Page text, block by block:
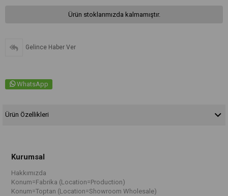
Ürün stoklarımızda kalmamıştır.
Gelince Haber Ver
WhatsApp
Ürün Özellikleri
Kurumsal
Hakkımızda
Konum=Fabrika (Location=Production)
Konum=Toptan (Location=Showroom Wholesale)